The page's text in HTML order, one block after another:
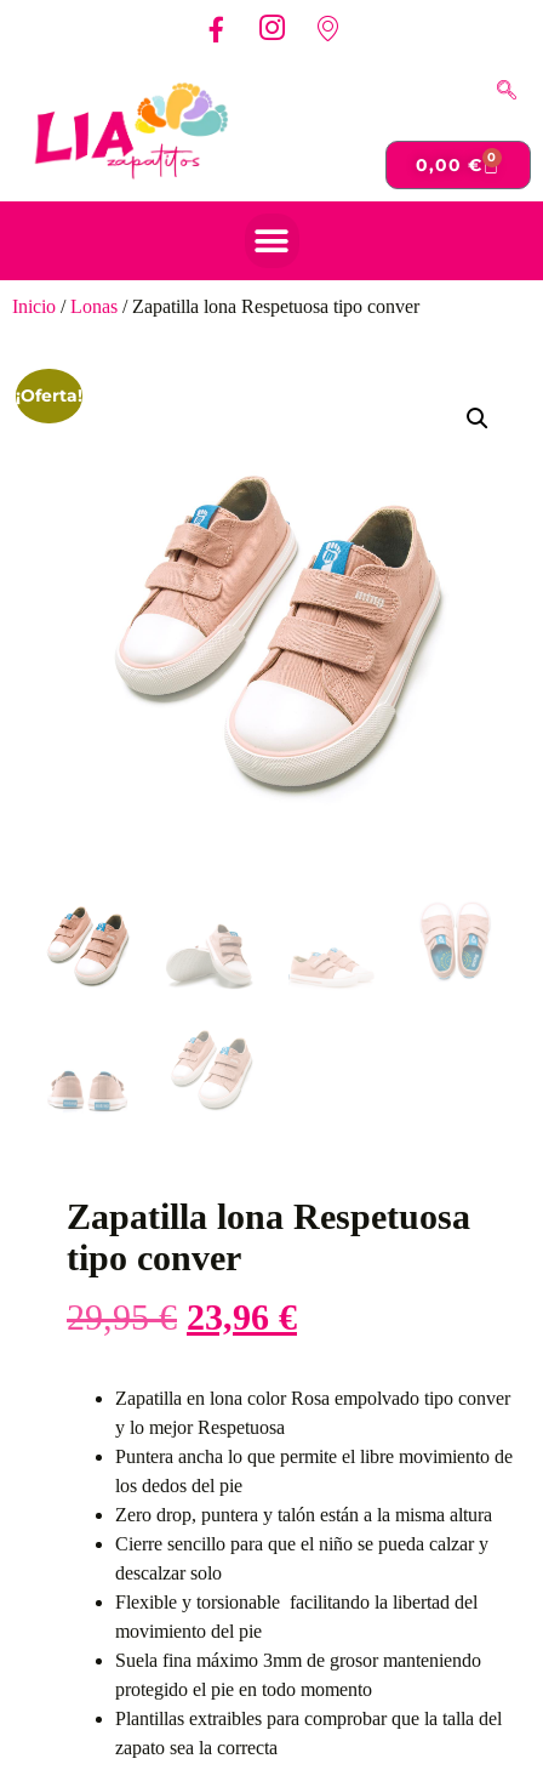
0,00€ 0
Inicio /Lonas / Zapatilla lona Respetuosa tipo conver
¡Oferta!
Zapatilla lona Respetuosa
tipo conver
29,95€ 23,96 €
Zapatilla en lona color Rosa empolvado tipo conver
y lo mejor Respetuosa
Puntera ancha lo que permite el libre movimiento de
los dedos del pie
Zero drop, puntera y talón están a la misma altura
Cierre sencillo para que el niño se pueda calzar y
descalzar solo
Flexible y torsionable facilitando la libertad del
movimiento del pie
Suela fina máximo 3mm de grosor manteniendo
protegido el pie en todo momento
Plantillas extraibles para comprobar que la talla del
zapato sea la correcta